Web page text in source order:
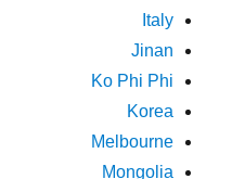
Italy
Jinan
Ko Phi Phi
Korea
Melbourne
Mongolia